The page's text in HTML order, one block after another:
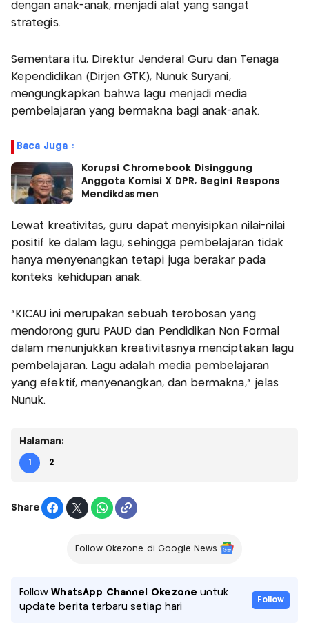
dengan anak-anak, menjadi alat yang sangat
strategis.
Sementara itu, Direktur Jenderal Guru dan Tenaga
Kependidikan (Dirjen GTK), Nunuk Suryani,
mengungkapkan bahwa lagu menjadi media
pembelajaran yang bermakna bagi anak-anak.
Baca Juga :
Korupsi Chromebook Disinggung
Anggota Komisi X DPR, Begini Respons
Mendikdasmen
Lewat kreativitas, guru dapat menyisipkan nilai-nilai
positif ke dalam lagu, sehingga pembelajaran tidak
hanya menyenangkan tetapi juga berakar pada
konteks kehidupan anak.
“KICAU ini merupakan sebuah terobosan yang
mendorong guru PAUD dan Pendidikan Non Formal
dalam menunjukkan kreativitasnya menciptakan lagu
pembelajaran. Lagu adalah media pembelajaran
yang efektif, menyenangkan, dan bermakna,” jelas
Nunuk.
Halaman:
1 2
Share
Follow Okezone di Google News
FollowWhatsApp Channel Okezone untuk
update berita terbaru setiap hari
Follow